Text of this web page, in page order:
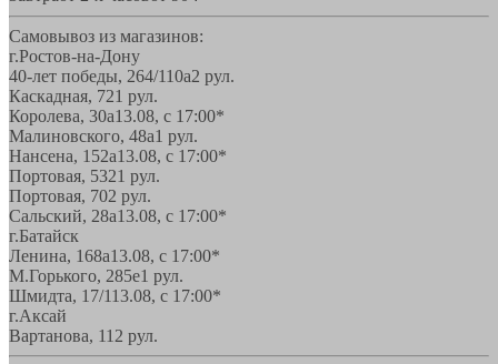
Самовывоз из магазинов:
г.Ростов-на-Дону
40-лет победы, 264/110а2 рул.
Каскадная, 721 рул.
Королева, 30а13.08, с 17:00*
Малиновского, 48а1 рул.
Нансена, 152а13.08, с 17:00*
Портовая, 5321 рул.
Портовая, 702 рул.
Сальский, 28a13.08, с 17:00*
г.Батайск
Ленина, 168а13.08, с 17:00*
М.Горького, 285е1 рул.
Шмидта, 17/113.08, с 17:00*
г.Аксай
Вартанова, 11 2 рул.